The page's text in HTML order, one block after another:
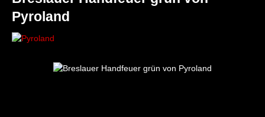
Pyroland